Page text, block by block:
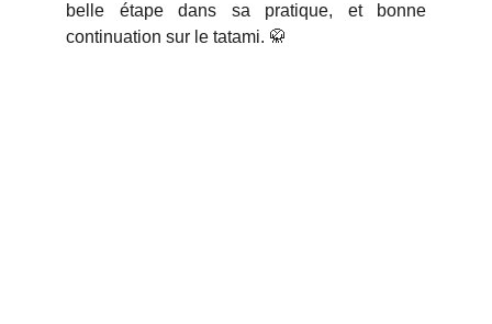
belle étape dans sa pratique, et bonne
continuation sur le tatami. 🥋